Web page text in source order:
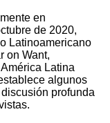
en
de 2020,
Latinoamericano
on Want,
Latina
algunos
profunda